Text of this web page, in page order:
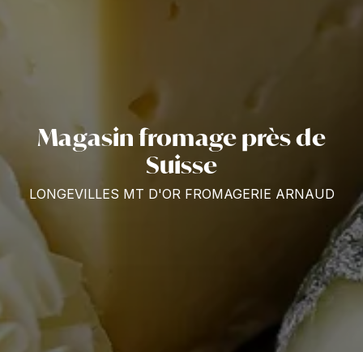
Magasin fromage près de
Suisse
LONGEVILLES MT D'OR FROMAGERIE ARNAUD